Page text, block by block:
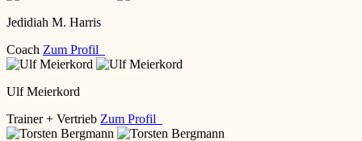
Jedidiah M. Harris
Coach Zum Profil
Ulf Meierkord
Trainer + Vertrieb Zum Profil